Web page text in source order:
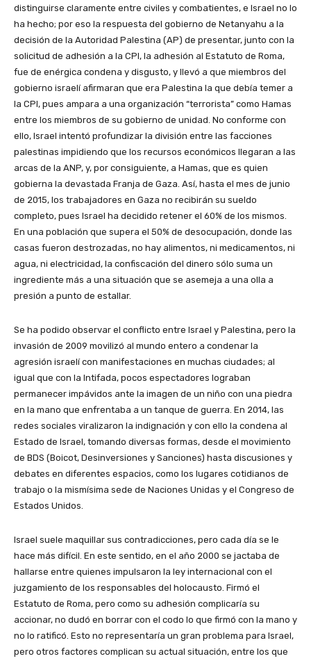
distinguirse claramente entre civiles y combatientes, e Israel no lo
ha hecho; por eso la respuesta del gobierno de Netanyahu a la
decisión de la Autoridad Palestina (AP) de presentar, junto con la
solicitud de adhesión a la CPI, la adhesión al Estatuto de Roma,
fue de enérgica condena y disgusto, y llevó a que miembros del
gobierno israelí afirmaran que era Palestina la que debía temer a
la CPI, pues ampara a una organización “terrorista” como Hamas
entre los miembros de su gobierno de unidad. No conforme con
ello, Israel intentó profundizar la división entre las facciones
palestinas impidiendo que los recursos económicos llegaran a las
arcas de la ANP, y, por consiguiente, a Hamas, que es quien
gobierna la devastada Franja de Gaza. Así, hasta el mes de junio
de 2015, los trabajadores en Gaza no recibirán su sueldo
completo, pues Israel ha decidido retener el 60% de los mismos.
En una población que supera el 50% de desocupación, donde las
casas fueron destrozadas, no hay alimentos, ni medicamentos, ni
agua, ni electricidad, la confiscación del dinero sólo suma un
ingrediente más a una situación que se asemeja a una olla a
presión a punto de estallar.
Se ha podido observar el conflicto entre Israel y Palestina, pero la
invasión de 2009 movilizó al mundo entero a condenar la
agresión israelí con manifestaciones en muchas ciudades; al
igual que con la Intifada, pocos espectadores lograban
permanecer impávidos ante la imagen de un niño con una piedra
en la mano que enfrentaba a un tanque de guerra. En 2014, las
redes sociales viralizaron la indignación y con ello la condena al
Estado de Israel, tomando diversas formas, desde el movimiento
de BDS (Boicot, Desinversiones y Sanciones) hasta discusiones y
debates en diferentes espacios, como los lugares cotidianos de
trabajo o la mismísima sede de Naciones Unidas y el Congreso de
Estados Unidos.
Israel suele maquillar sus contradicciones, pero cada día se le
hace más difícil. En este sentido, en el año 2000 se jactaba de
hallarse entre quienes impulsaron la ley internacional con el
juzgamiento de los responsables del holocausto. Firmó el
Estatuto de Roma, pero como su adhesión complicaría su
accionar, no dudó en borrar con el codo lo que firmó con la mano y
no lo ratificó. Esto no representaría un gran problema para Israel,
pero otros factores complican su actual situación, entre los que